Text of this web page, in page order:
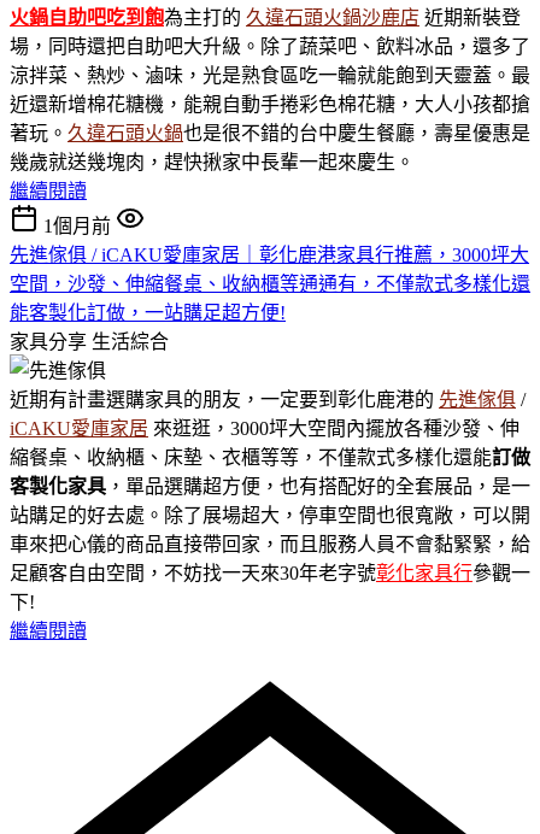
火鍋自助吧吃到飽為主打的 久違石頭火鍋沙鹿店 近期新裝登
場，同時還把自助吧大升級。除了蔬菜吧、飲料冰品，還多了
涼拌菜、熱炒、滷味，光是熟食區吃一輪就能飽到天靈蓋。最
近還新增棉花糖機，能親自動手捲彩色棉花糖，大人小孩都搶
著玩。 久違石頭火鍋也是很不錯的台中慶生餐廳，壽星優惠是
幾歲就送幾塊肉，趕快揪家中長輩一起來慶生。
繼續閱讀
1個月前
先進傢俱 / iCAKU愛庫家居｜彰化鹿港家具行推薦，3000坪大
空間，沙發、伸縮餐桌、收納櫃等通通有，不僅款式多樣化還
能客製化訂做，一站購足超方便!
家具分享 生活綜合
近期有計畫選購家具的朋友，一定要到彰化鹿港的 先進傢俱 /
iCAKU愛庫家居 來逛逛，3000坪大空間內擺放各種沙發、伸
縮餐桌、收納櫃、床墊、衣櫃等等，不僅款式多樣化還能訂做
客製化家具 ，單品選購超方便，也有搭配好的全套展品，是一
站購足的好去處。除了展場超大，停車空間也很寬敞，可以開
車來把心儀的商品直接帶回家，而且服務人員不會黏緊緊，給
足顧客自由空間，不妨找一天來30年老字號彰化家具行參觀一
下!
繼續閱讀